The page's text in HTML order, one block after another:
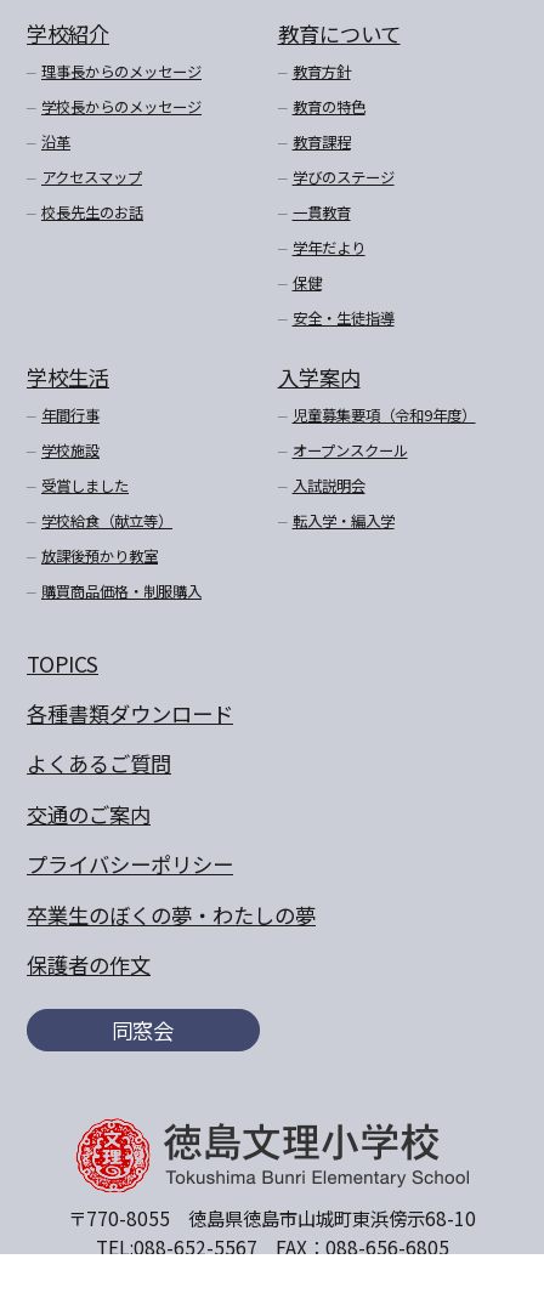
学校紹介
理事長からのメッセージ
学校長からのメッセージ
沿革
アクセスマップ
校長先生のお話
教育について
教育方針
教育の特色
教育課程
学びのステージ
一貫教育
学年だより
保健
安全・生徒指導
学校生活
年間行事
学校施設
受賞しました
学校給食（献立等）
放課後預かり教室
購買商品価格・制服購入
入学案内
児童募集要項（令和9年度）
オープンスクール
入試説明会
転入学・編入学
TOPICS
各種書類ダウンロード
よくあるご質問
交通のご案内
プライバシーポリシー
卒業生のぼくの夢・わたしの夢
保護者の作文
同窓会
〒770-8055 徳島県徳島市山城町東浜傍示68-10
TEL:088-652-5567 FAX：088-656-6805